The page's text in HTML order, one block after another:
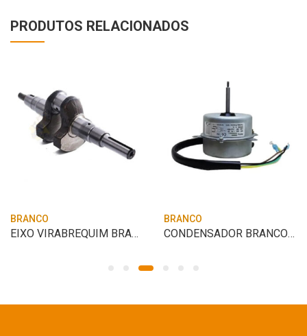
PRODUTOS RELACIONADOS
BRANCO
EIXO VIRABREQUIM BRANCO BD-5.0CV
BRANCO
CONDENSADOR BRANCO 3,5/5,0 HP